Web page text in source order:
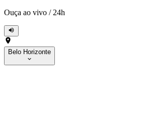
Ouça ao vivo / 24h
Belo Horizonte